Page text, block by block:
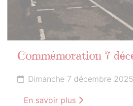
Commémoration 7
Dimanche 7 décembre
En savoir plus